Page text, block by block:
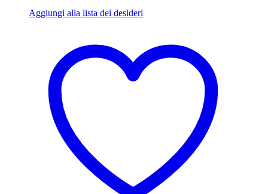
Aggiungi alla lista dei desideri